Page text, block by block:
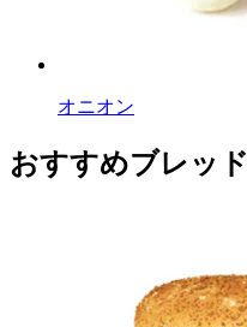
オニオン
おすすめブレッド